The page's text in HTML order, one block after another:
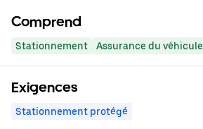
Comprend
Stationnement Assurance du véhicule
Exigences
Stationnement protégé